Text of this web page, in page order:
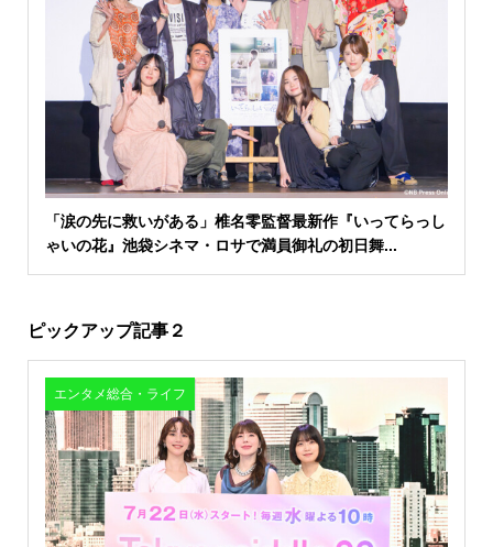
「涙の先に救いがある」椎名零監督最新作『いってらっし
ゃいの花』池袋シネマ・ロサで満員御礼の初日舞...
ピックアップ記事２
エンタメ総合・ライフ